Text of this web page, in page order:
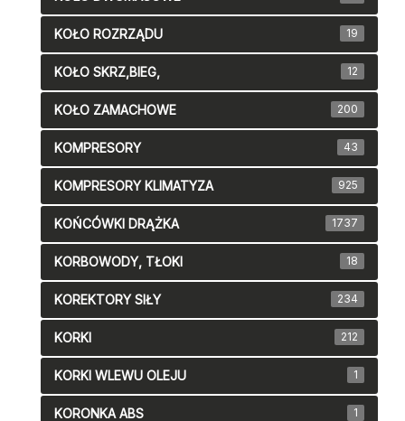
KOŁO ROZRZĄDU 19
KOŁO SKRZ,BIEG, 12
KOŁO ZAMACHOWE 200
KOMPRESORY 43
KOMPRESORY KLIMATYZA 925
KOŃCÓWKI DRĄŻKA 1737
KORBOWODY, TŁOKI 18
KOREKTORY SIŁY 234
KORKI 212
KORKI WLEWU OLEJU 1
KORONKA ABS 1